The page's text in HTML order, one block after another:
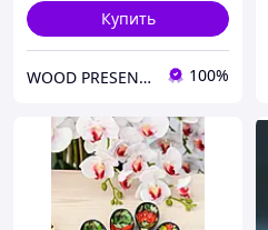
Купить
WOOD PRESENT STUDIO 100%